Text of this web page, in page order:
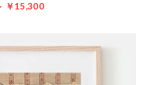
￥15,300